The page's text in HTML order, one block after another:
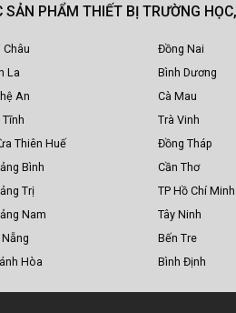
SẢN PHẨM THIẾT BỊ TRƯỜNG
Châu
La
An
Tĩnh
Thiên Huế
Bình
Trị
Nam
Hòa
Đồng Nai
Bình Dương
Cà Mau
Trà Vinh
Đồng Tháp
Cần Thơ
TP Hồ Chí Minh
Tây Ninh
Bến Tre
Bình Định